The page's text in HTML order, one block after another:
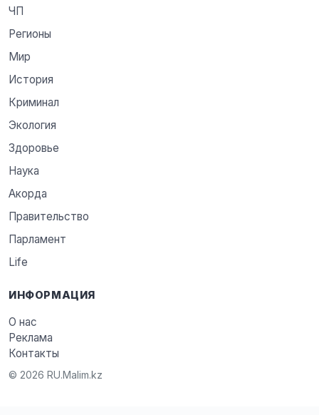
ЧП
Регионы
Мир
История
Криминал
Экология
Здоровье
Наука
Акорда
Правительство
Парламент
Life
ИНФОРМАЦИЯ
О нас
Реклама
Контакты
© 2026 RU.Malim.kz